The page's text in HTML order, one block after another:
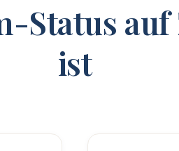
Status
ist